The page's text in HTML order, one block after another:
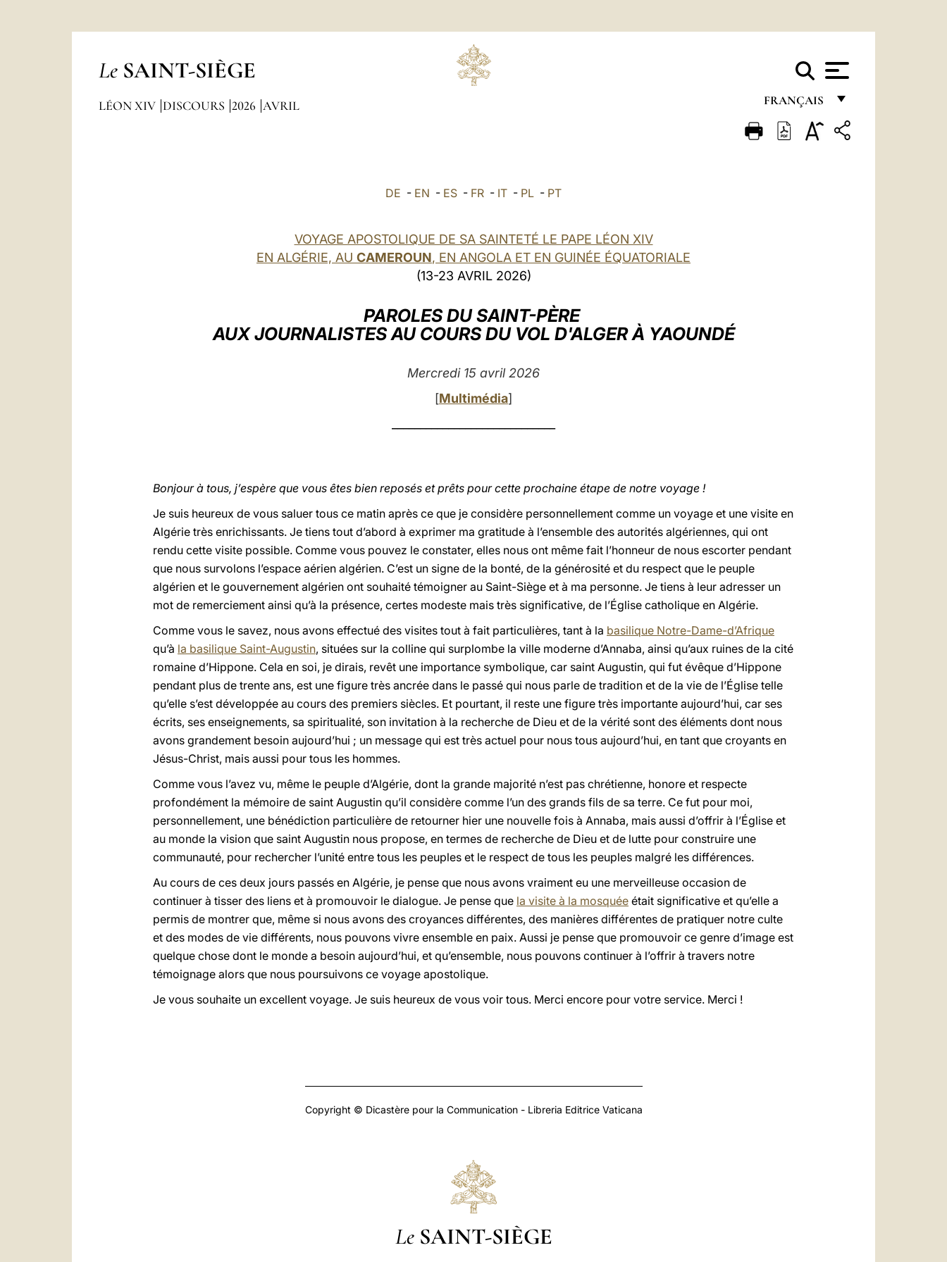
Le SAINT-SIÈGE
FRANÇAIS
FRANÇAIS
LÉON XIV DISCOURS 2026 AVRIL
DE - EN - ES - FR - IT - PL - PT
VOYAGE APOSTOLIQUE DE SA SAINTETÉ LE PAPE LÉON XIV
EN ALGÉRIE, AU CAMEROUN, EN ANGOLA ET EN GUINÉE ÉQUATORIALE
(13-23 AVRIL 2026)
PAROLES DU SAINT-PÈRE
AUX JOURNALISTES AU COURS DU VOL D'ALGER À YAOUNDÉ
Mercredi 15 avril 2026
[Multimédia]
Bonjour à tous, j’espère que vous êtes bien reposés et prêts pour cette prochaine étape de notre voyage !
Je suis heureux de vous saluer tous ce matin après ce que je considère personnellement comme un voyage et une visite en
Algérie très enrichissants. Je tiens tout d’abord à exprimer ma gratitude à l’ensemble des autorités algériennes, qui ont
rendu cette visite possible. Comme vous pouvez le constater, elles nous ont même fait l’honneur de nous escorter pendant
que nous survolons l’espace aérien algérien. C’est un signe de la bonté, de la générosité et du respect que le peuple
algérien et le gouvernement algérien ont souhaité témoigner au Saint-Siège et à ma personne. Je tiens à leur adresser un
mot de remerciement ainsi qu’à la présence, certes modeste mais très significative, de l’Église catholique en Algérie.
Comme vous le savez, nous avons effectué des visites tout à fait particulières, tant à la basilique Notre-Dame-d’Afrique
qu’à la basilique Saint-Augustin, situées sur la colline qui surplombe la ville moderne d’Annaba, ainsi qu’aux ruines de la cité
romaine d’Hippone. Cela en soi, je dirais, revêt une importance symbolique, car saint Augustin, qui fut évêque d’Hippone
pendant plus de trente ans, est une figure très ancrée dans le passé qui nous parle de tradition et de la vie de l’Église telle
qu’elle s’est développée au cours des premiers siècles. Et pourtant, il reste une figure très importante aujourd’hui, car ses
écrits, ses enseignements, sa spiritualité, son invitation à la recherche de Dieu et de la vérité sont des éléments dont nous
avons grandement besoin aujourd’hui ; un message qui est très actuel pour nous tous aujourd’hui, en tant que croyants en
Jésus-Christ, mais aussi pour tous les hommes.
Comme vous l’avez vu, même le peuple d’Algérie, dont la grande majorité n’est pas chrétienne, honore et respecte
profondément la mémoire de saint Augustin qu’il considère comme l’un des grands fils de sa terre. Ce fut pour moi,
personnellement, une bénédiction particulière de retourner hier une nouvelle fois à Annaba, mais aussi d’offrir à l’Église et
au monde la vision que saint Augustin nous propose, en termes de recherche de Dieu et de lutte pour construire une
communauté, pour rechercher l’unité entre tous les peuples et le respect de tous les peuples malgré les différences.
Au cours de ces deux jours passés en Algérie, je pense que nous avons vraiment eu une merveilleuse occasion de
continuer à tisser des liens et à promouvoir le dialogue. Je pense que la visite à la mosquée était significative et qu’elle a
permis de montrer que, même si nous avons des croyances différentes, des manières différentes de pratiquer notre culte
et des modes de vie différents, nous pouvons vivre ensemble en paix. Aussi je pense que promouvoir ce genre d’image est
quelque chose dont le monde a besoin aujourd’hui, et qu’ensemble, nous pouvons continuer à l’offrir à travers notre
témoignage alors que nous poursuivons ce voyage apostolique.
Je vous souhaite un excellent voyage. Je suis heureux de vous voir tous. Merci encore pour votre service. Merci !
Copyright © Dicastère pour la Communication - Libreria Editrice Vaticana
Le SAINT-SIÈGE